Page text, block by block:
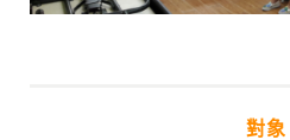
對象